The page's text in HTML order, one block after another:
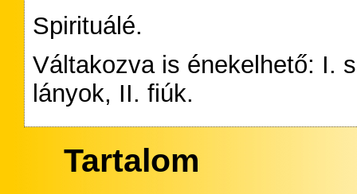
Spirituálé.
Váltakozva is énekelhető: I.
lányok, II. fiúk.
Tartalom